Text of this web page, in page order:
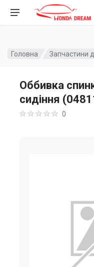
Головна Запчастини
Оббивка
сидіння
0